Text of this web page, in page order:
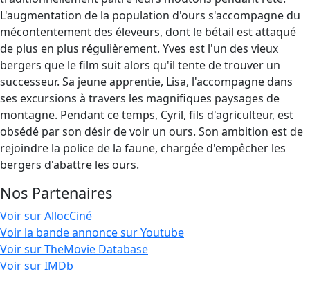
L'augmentation de la population d'ours s'accompagne du
mécontentement des éleveurs, dont le bétail est attaqué
de plus en plus régulièrement. Yves est l'un des vieux
bergers que le film suit alors qu'il tente de trouver un
successeur. Sa jeune apprentie, Lisa, l'accompagne dans
ses excursions à travers les magnifiques paysages de
montagne. Pendant ce temps, Cyril, fils d'agriculteur, est
obsédé par son désir de voir un ours. Son ambition est de
rejoindre la police de la faune, chargée d'empêcher les
bergers d'abattre les ours.
Nos Partenaires
Voir sur AllocCiné
Voir la bande annonce sur Youtube
Voir sur TheMovie Database
Voir sur IMDb